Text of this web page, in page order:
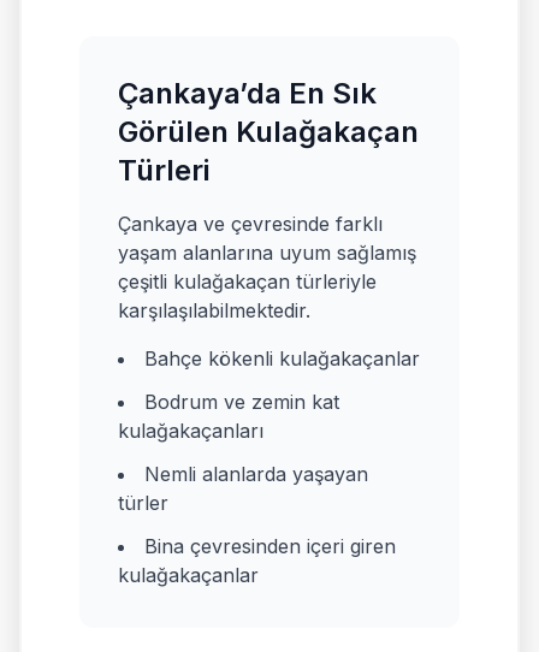
Çankaya’da En Sık
Görülen Kulağakaçan
Türleri
Çankaya ve çevresinde farklı
yaşam alanlarına uyum sağlamış
çeşitli kulağakaçan türleriyle
karşılaşılabilmektedir.
Bahçe kökenli kulağakaçanlar
Bodrum ve zemin kat
kulağakaçanları
Nemli alanlarda yaşayan
türler
Bina çevresinden içeri giren
kulağakaçanlar